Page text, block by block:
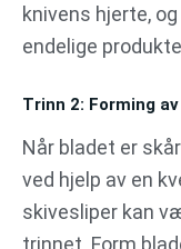
knivens hjerte,
endelige
Trinn 2: Forming
Når bladet er
ved hjelp av en
skivesliper kan
trinnet. Form